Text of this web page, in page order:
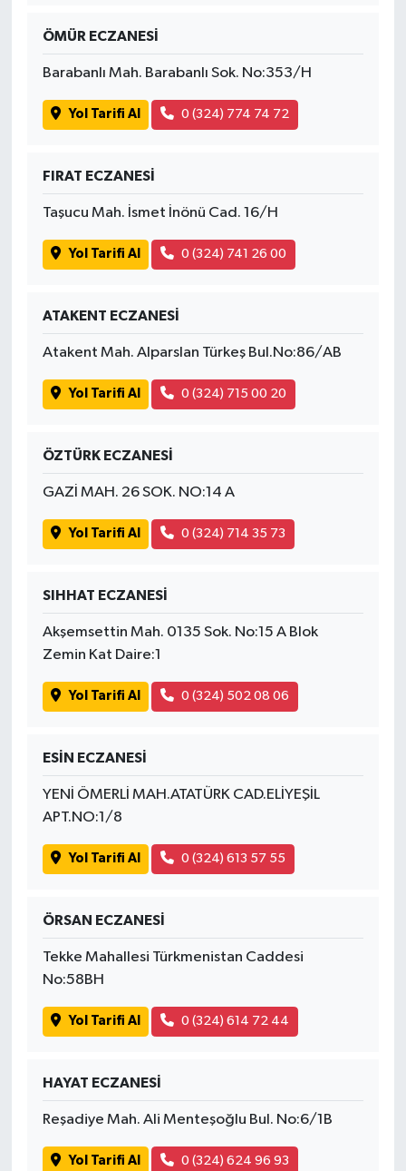
ÖMÜR ECZANESİ
Barabanlı Mah. Barabanlı Sok. No:353/H
Yol Tarifi Al 0 (324) 774 74 72
FIRAT ECZANESİ
Taşucu Mah. İsmet İnönü Cad. 16/H
Yol Tarifi Al 0 (324) 741 26 00
ATAKENT ECZANESİ
Atakent Mah. Alparslan Türkeş Bul.No:86/AB
Yol Tarifi Al 0 (324) 715 00 20
ÖZTÜRK ECZANESİ
GAZİ MAH. 26 SOK. NO:14 A
Yol Tarifi Al 0 (324) 714 35 73
SIHHAT ECZANESİ
Akşemsettin Mah. 0135 Sok. No:15 A Blok
Zemin Kat Daire:1
Yol Tarifi Al 0 (324) 502 08 06
ESİN ECZANESİ
YENİ ÖMERLİ MAH.ATATÜRK CAD.ELİYEŞİL
APT.NO:1/8
Yol Tarifi Al 0 (324) 613 57 55
ÖRSAN ECZANESİ
Tekke Mahallesi Türkmenistan Caddesi
No:58BH
Yol Tarifi Al 0 (324) 614 72 44
HAYAT ECZANESİ
Reşadiye Mah. Ali Menteşoğlu Bul. No:6/1B
Yol Tarifi Al 0 (324) 624 96 93